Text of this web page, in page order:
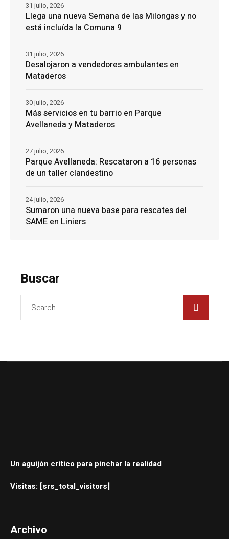
Llega una nueva Semana de las Milongas y no
está incluída la Comuna 9
31 julio, 2026
Desalojaron a vendedores ambulantes en
Mataderos
31 julio, 2026
Más servicios en tu barrio en Parque
Avellaneda y Mataderos
30 julio, 2026
Parque Avellaneda: Rescataron a 16 personas
de un taller clandestino
27 julio, 2026
Sumaron una nueva base para rescates del
SAME en Liniers
24 julio, 2026
Buscar
Un aguijón crítico para pinchar la realidad
Visitas: [srs_total_visitors]
Archivo